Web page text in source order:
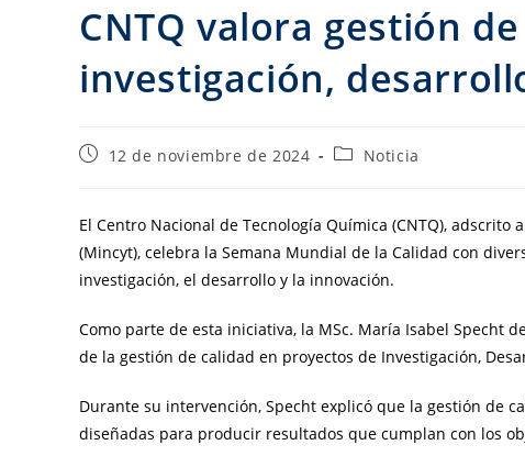
CNTQ valora gestión
investigación,
12 de noviembre de 2024 Noticia
El Centro Nacional de Tecnología Química (CNTQ),
(Mincyt), celebra la Semana Mundial de la Calidad con
investigación, el desarrollo y la innovación.
Como parte de esta iniciativa, la MSc. María Isabel Specht
de la gestión de calidad en proyectos de Investigación,
Durante su intervención, Specht explicó que la gestión de
diseñadas para producir resultados que cumplan con los